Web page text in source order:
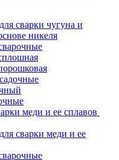
сварки чугуна и
никеля
меди и ее сплавов
сварки меди и ее